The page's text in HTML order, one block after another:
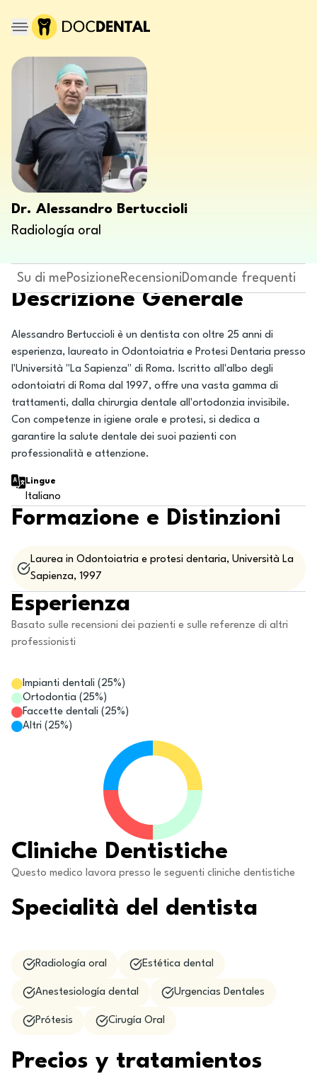
Dr. Alessandro Bertuccioli
Radiología oral
Su di mePosizioneRecensioniDomande frequenti
Descrizione Generale
Alessandro Bertuccioli è un dentista con oltre 25 anni di
esperienza, laureato in Odontoiatria e Protesi Dentaria presso
l'Università "La Sapienza" di Roma. Iscritto all'albo degli
odontoiatri di Roma dal 1997, offre una vasta gamma di
trattamenti, dalla chirurgia dentale all'ortodonzia invisibile.
Con competenze in igiene orale e protesi, si dedica a
garantire la salute dentale dei suoi pazienti con
professionalità e attenzione.
Lingue
Italiano
Formazione e Distinzioni
Laurea in Odontoiatria e protesi dentaria, Università La
Sapienza, 1997
Esperienza
Basato sulle recensioni dei pazienti e sulle referenze di altri
professionisti
Impianti dentali ( 25%)
Ortodontia ( 25%)
Faccette dentali ( 25%)
Altri ( 25%)
Cliniche Dentistiche
Questo medico lavora presso le seguenti cliniche dentistiche
Specialità del dentista
Radiología oral Estética dental
Anestesiología dental Urgencias Dentales
Prótesis Cirugía Oral
Precios y tratamientos